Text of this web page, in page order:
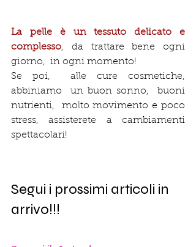
La pelle è un tessuto delicato e
complesso, da trattare bene ogni
giorno,  in ogni momento!
Se poi,  alle cure cosmetiche,
abbiniamo  un buon sonno,  buoni
nutrienti,  molto movimento e poco
stress, assisterete a cambiamenti
spettacolari!
Segui i prossimi articoli in
arrivo!!!